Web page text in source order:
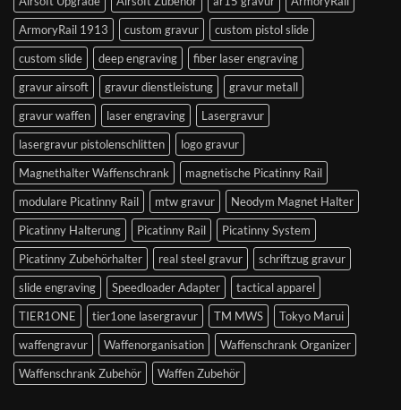
ArmoryRail 1913
custom gravur
custom pistol slide
custom slide
deep engraving
fiber laser engraving
gravur airsoft
gravur dienstleistung
gravur metall
gravur waffen
laser engraving
Lasergravur
lasergravur pistolenschlitten
logo gravur
Magnethalter Waffenschrank
magnetische Picatinny Rail
modulare Picatinny Rail
mtw gravur
Neodym Magnet Halter
Picatinny Halterung
Picatinny Rail
Picatinny System
Picatinny Zubehörhalter
real steel gravur
schriftzug gravur
slide engraving
Speedloader Adapter
tactical apparel
TIER1ONE
tier1one lasergravur TM MWS
Tokyo Marui
waffengravur
Waffenorganisation
Waffenschrank Organizer
Waffenschrank Zubehör
Waffen Zubehör